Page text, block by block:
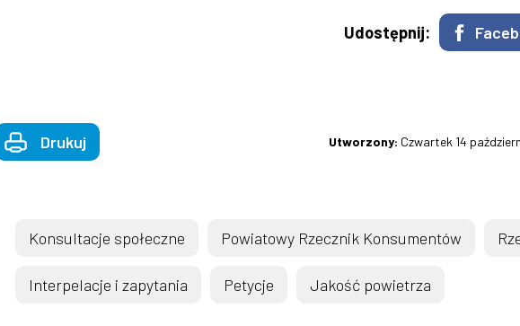
Udostępnij:
Drukuj Utworzony: Czwartek 14
Konsultacje społeczne Powiatowy Rzecznik Konsumentów
Interpelacje i zapytania Petycje Jakość powietrza